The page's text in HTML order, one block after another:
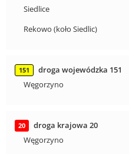
Siedlice
Rekowo (koło Siedlic)
151
droga wojewódzka 151
Węgorzyno
20
droga krajowa 20
Węgorzyno